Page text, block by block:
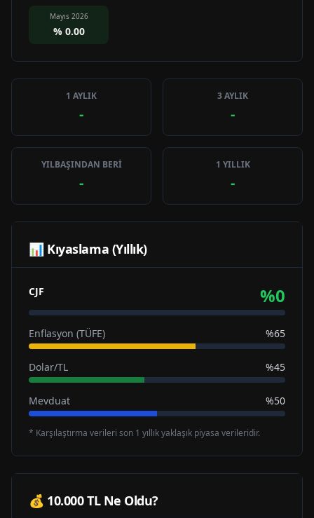
Mayıs 2026
% 0.00
1 AYLIK
-
3 AYLIK
-
YILBAŞINDAN BERİ
-
1 YILLIK
-
📊 Kıyaslama (Yıllık)
CJF %0
Enflasyon (TÜFE) %65
Dolar/TL %45
Mevduat %50
* Karşılaştırma verileri son 1 yıllık yaklaşık piyasa verileridir.
💰 10.000 TL Ne Oldu?